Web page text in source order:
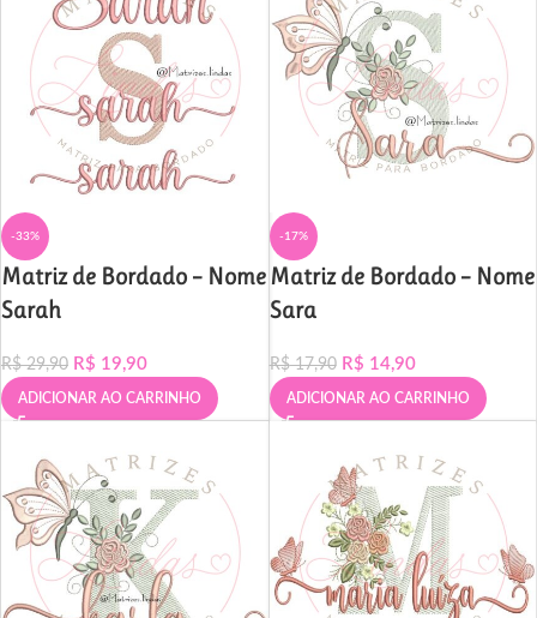
-33%
Matriz de Bordado – Nome
Sarah
R$29,90 R$ 19,90
ADICIONAR AO CARRINHO
-17%
Matriz de Bordado – Nome
Sara
R$17,90 R$ 14,90
ADICIONAR AO CARRINHO